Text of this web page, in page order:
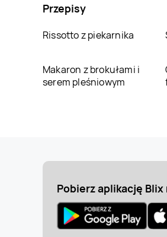
Przepisy
Rissotto z piekarnika
Makaron z brokułami i
serem pleśniowym
Pobierz aplikację